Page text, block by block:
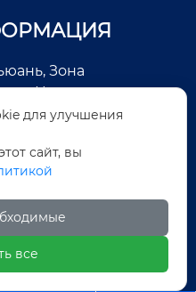
Зона
Цзиньцзян, город
Фуцзянь, Китай
для улучшения
сайт, вы
все